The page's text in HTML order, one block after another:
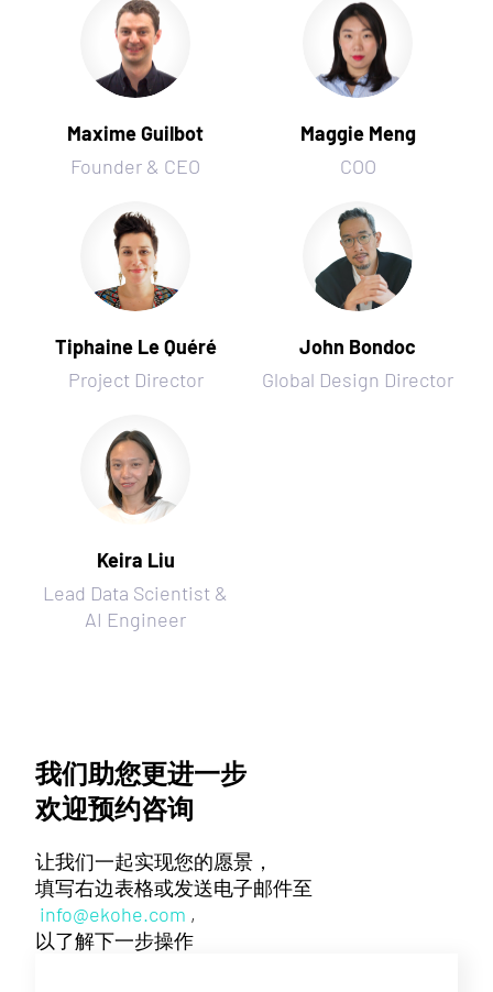
Maxime Guilbot
Founder & CEO
Maggie Meng
COO
Tiphaine Le Quéré
Project Director
John Bondoc
Global Design Director
Keira Liu
Lead Data Scientist &
AI Engineer
我们助您更进一步
欢迎预约咨询
让我们一起实现您的愿景，
填写右边表格或发送电子邮件至
info@ekohe.com ,
以了解下一步操作